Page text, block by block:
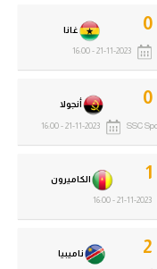
ناميبيا 2
الكاميرون 1
21-11-2023 - 16:00
أنجولا 0
SSC
21-11-2023 - 16:00
غانا 0
21-11-2023 - 16:00